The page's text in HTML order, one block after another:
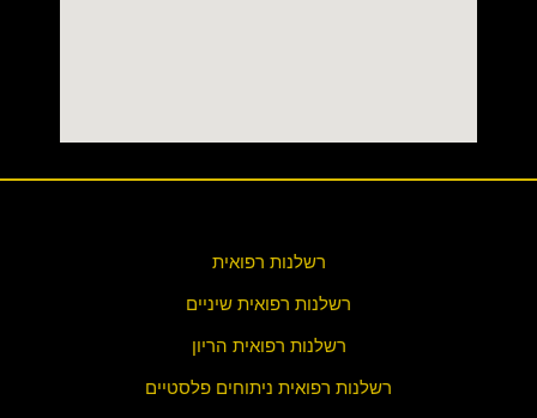
רשלנות רפואית
רשלנות רפואית שיניים
רשלנות רפואית הריון
רשלנות רפואית ניתוחים פלסטיים